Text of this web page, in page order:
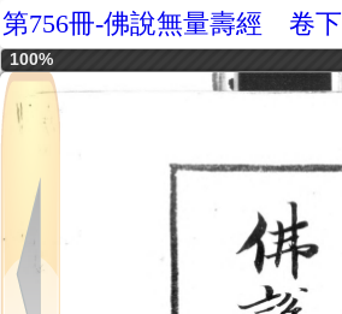
第756冊-佛說無量壽經 卷下
100%